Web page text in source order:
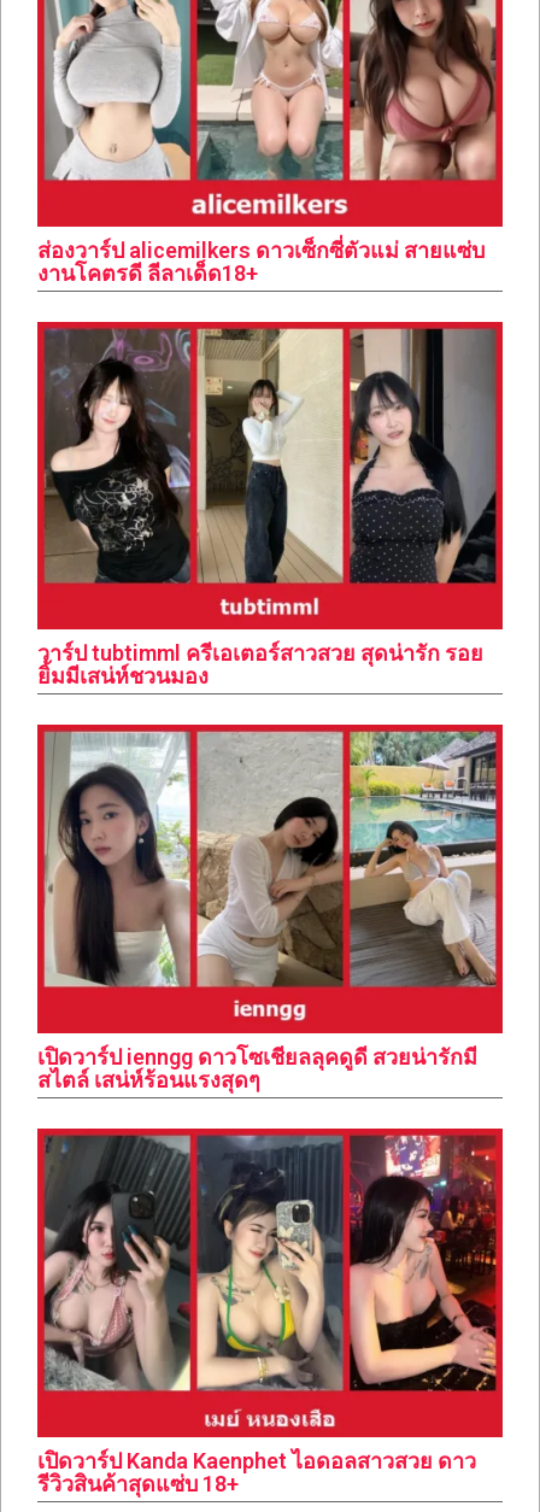
ส่องวาร์ป alicemilkers ดาวเซ็กซี่ตัวแม่ สายแซ่บ
งานโคตรดี ลีลาเด็ด18+
วาร์ป tubtimml ครีเอเตอร์สาวสวย สุดน่ารัก รอย
ยิ้มมีเสน่ห์ชวนมอง
เปิดวาร์ป ienngg ดาวโซเชียลลุคดูดี สวยน่ารักมี
สไตล์ เสน่ห์ร้อนแรงสุดๆ
เปิดวาร์ป Kanda Kaenphet ไอดอลสาวสวย ดาว
รีวิวสินค้าสุดแซ่บ 18+